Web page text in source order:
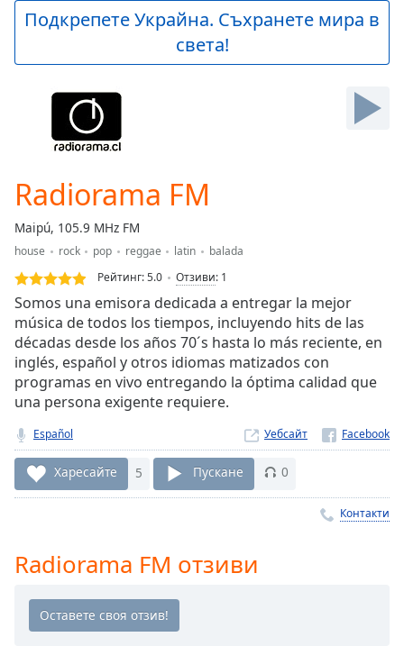
Play
Video
Skip
Loaded:
0.00%
Stream
Type
Seek to
live,
currently
behind
liveLIVE
Remaining
Time-
Playback
Rate
Chapters
Descriptions
Подкрепете Украйна. Съхранете мира в
света!
Radiorama FM
Maipú, 105.9 MHz FM
house rock pop reggae latin
balada
Рейтинг:5.0 Отзиви: 1
Somos una emisora dedicada a entregar la mejor
música de todos los tiempos, incluyendo hits de las
décadas desde los años 70´s hasta lo más reciente, en
inglés, español y otros idiomas matizados con
programas en vivo entregando la óptima calidad que
una persona exigente requiere.
Español Уебсайт
Харесайте 5 Пускане 0
Контакти
Radiorama FM отзиви